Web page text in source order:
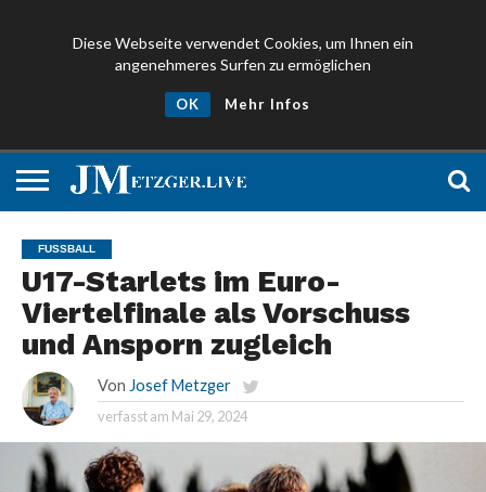
Diese Webseite verwendet Cookies, um Ihnen ein
angenehmeres Surfen zu ermöglichen
OK Mehr Infos
FUSSBALL
U17-Starlets im Euro-
Viertelfinale als Vorschuss
und Ansporn zugleich
Von Josef Metzger
verfasst am Mai 29, 2024